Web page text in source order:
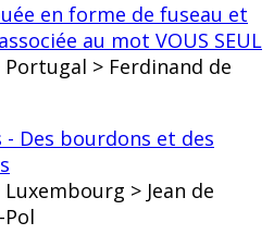
en forme de fuseau et
au mot VOUS SEUL
Portugal > Ferdinand de
Des bourdons et des
> Jean de